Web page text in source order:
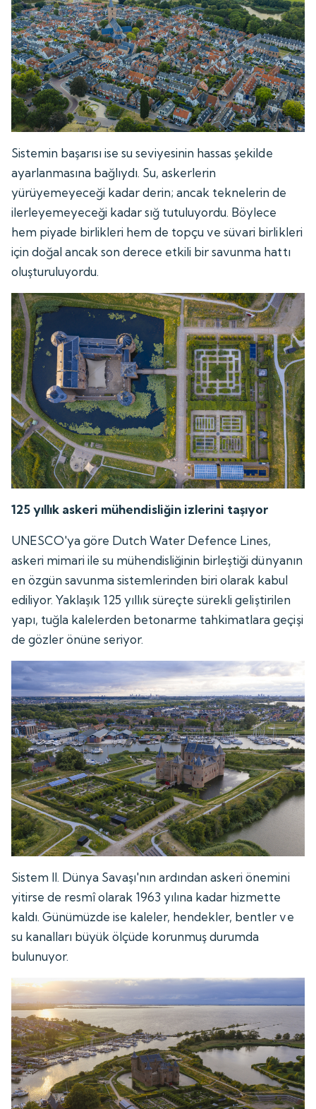
Sistemin başarısı ise su seviyesinin hassas şekilde
ayarlanmasına bağlıydı. Su, askerlerin
yürüyemeyeceği kadar derin; ancak teknelerin de
ilerleyemeyeceği kadar sığ tutuluyordu. Böylece
hem piyade birlikleri hem de topçu ve süvari birlikleri
için doğal ancak son derece etkili bir savunma hattı
oluşturuluyordu.
125 yıllık askeri mühendisliğin izlerini taşıyor
UNESCO'ya göre Dutch Water Defence Lines,
askeri mimari ile su mühendisliğinin birleştiği dünyanın
en özgün savunma sistemlerinden biri olarak kabul
ediliyor. Yaklaşık 125 yıllık süreçte sürekli geliştirilen
yapı, tuğla kalelerden betonarme tahkimatlara geçişi
de gözler önüne seriyor.
Sistem II. Dünya Savaşı'nın ardından askeri önemini
yitirse de resmî olarak 1963 yılına kadar hizmette
kaldı. Günümüzde ise kaleler, hendekler, bentler ve
su kanalları büyük ölçüde korunmuş durumda
bulunuyor.